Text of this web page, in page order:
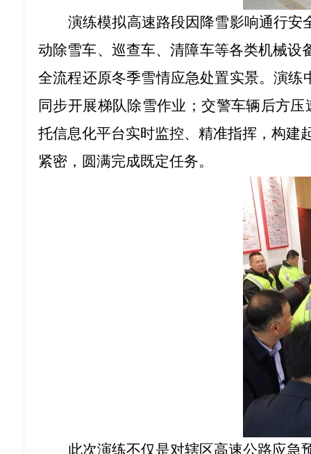
演练模拟高速路段因降雪影响通行安
动除雪车、巡查车、清障车等各类机械
全流程还原冬季雪情应急处置实景。演练
同步开展梯队除雪作业；交警车辆后方
托信息化平台实时监控、精准指挥，构建
紧密，圆满完成既定任务。
此次演练不仅是对辖区高速公路应急